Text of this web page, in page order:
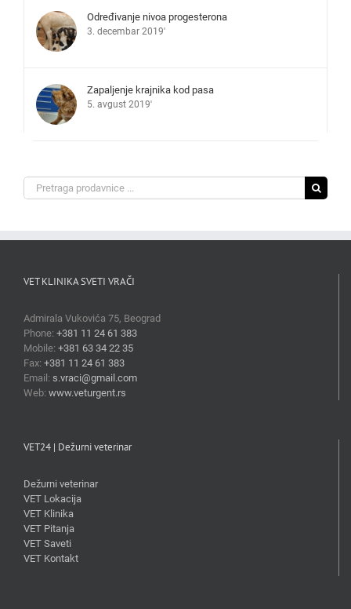
Određivanje nivoa progesterona
3. decembar 2019'
Zapaljenje krajnika kod pasa
5. avgust 2019'
Search
for:
VET KLINIKA SVETI VRAČI
Admirala Vukovića 75, Beograd
Phone: +381 11 24 61 383
Mobile: +381 63 34 22 35
Fax: +381 11 24 61 383
Email: s.vraci@gmail.com
Web: www.veturgent.rs
VET24 | Dežurni veterinar
Dežurni veterinar
VET Lokacija
VET Klinika
VET Pitanja
VET Saveti
VET Kontakt